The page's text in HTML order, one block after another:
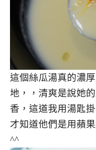
這個絲瓜湯真的濃
地，，清爽是說她
香，這道我用湯匙
才知道他們是用蘋
^^